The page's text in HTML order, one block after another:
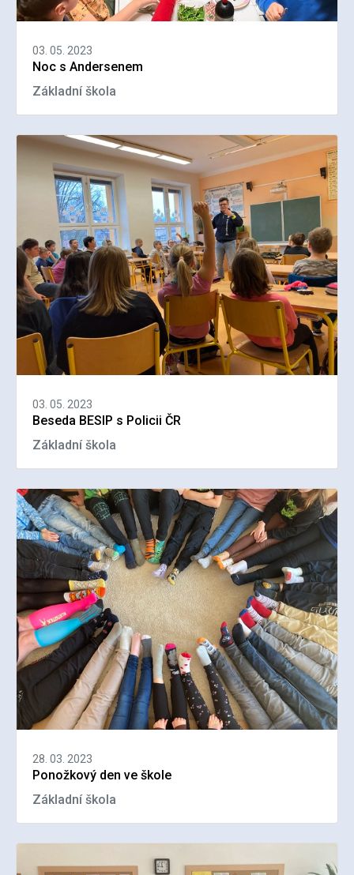
03. 05. 2023
Noc s Andersenem
Základní škola
03. 05. 2023
Beseda BESIP s Policii ČR
Základní škola
28. 03. 2023
Ponožkový den ve škole
Základní škola